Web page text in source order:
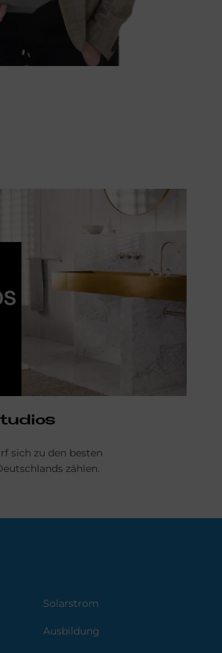
sich zu den besten
zählen.
Solarstrom
Ausbildung